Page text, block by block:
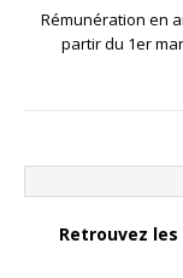
Rémunération en
partir du 1er
Retrouvez